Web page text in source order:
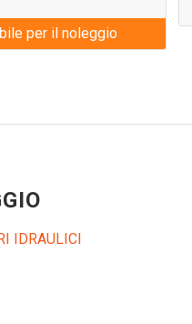
per il noleggio
IDRAULICI